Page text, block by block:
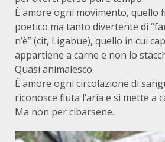
È amore ogni movimento, quello
poetico ma tanto divertente di
n’è” (cit, Ligabue), quello in cui
appartiene a carne e non lo
Quasi animalesco.
È amore ogni circolazione di
riconosce fiuta l’aria e si mette a
Ma non per cibarsene.